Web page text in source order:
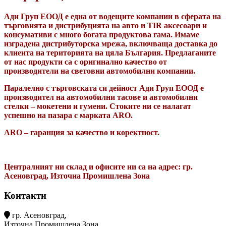
Ади Груп ЕООД е една от водещите компании в сферата на
търговията и дистрибуцията на авто и TIR аксесоари и
консумативи с много богата продуктова гама. Имаме
изградена дистрибуторска мрежа, включваща доставка до
клиента на територията на цяла България. Предлаганите
от нас продукти са с оригинално качество от
производители на световни автомобилни компании.
Паралелно с търговската си дейност Ади Груп ЕООД е
производител на автомобилни тасове и автомобилни
стелки – мокетени и гумени. Стоките ни се налагат
успешно на пазара с марката ARO.
ARO – гаранция за качество и коректност.
Централният ни склад и офисите ни са на адрес: гр.
Асеновград, Източна Промишлена Зона
Контакти
гр. Асеновград,
Източна Промишлена Зона